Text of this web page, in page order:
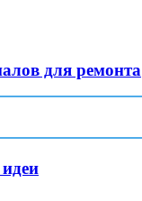
для ремонта